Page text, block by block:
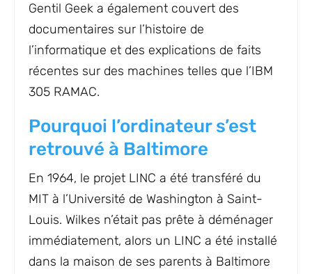
Gentil Geek a également couvert des
documentaires sur l’histoire de
l’informatique et des explications de faits
récentes sur des machines telles que l’IBM
305 RAMAC.
Pourquoi l’ordinateur s’est
retrouvé à Baltimore
En 1964, le projet LINC a été transféré du
MIT à l’Université de Washington à Saint-
Louis. Wilkes n’était pas prête à déménager
immédiatement, alors un LINC a été installé
dans la maison de ses parents à Baltimore